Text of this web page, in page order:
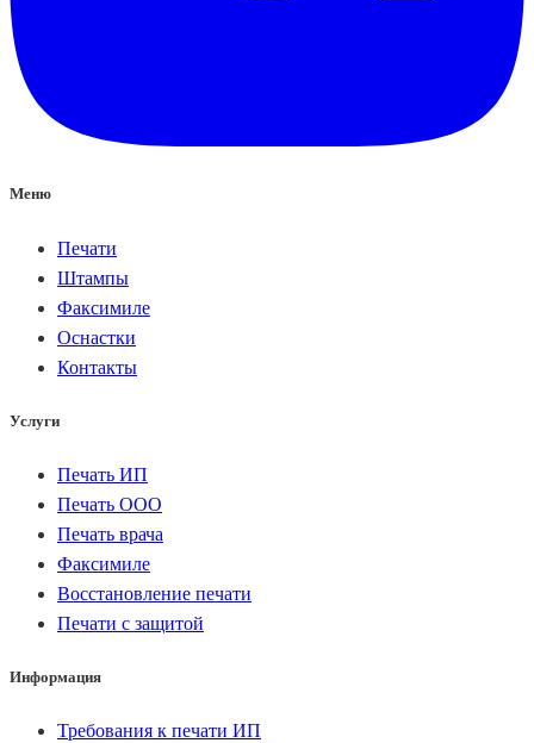
Меню
Печати
Штампы
Факсимиле
Оснастки
Контакты
Услуги
Печать ИП
Печать ООО
Печать врача
Факсимиле
Восстановление печати
Печати с защитой
Информация
Требования к печати ИП